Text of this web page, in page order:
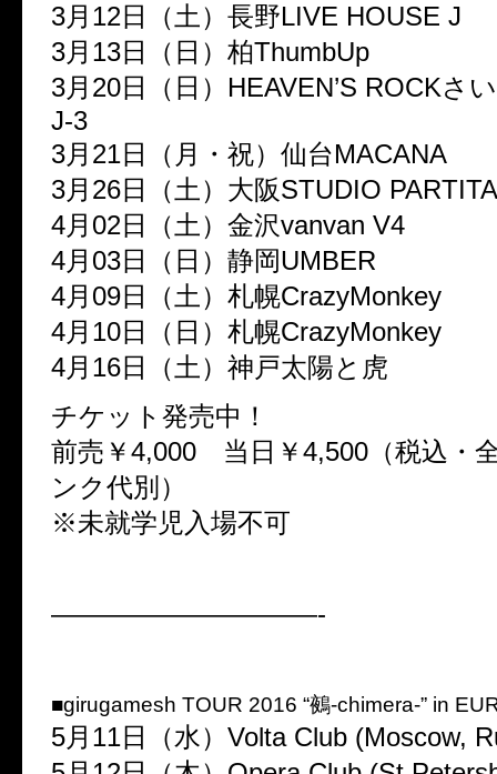
3月12日（土）長野LIVE HOUSE J
3月13日（日）柏ThumbUp
3月20日（日）HEAVEN’S ROCKさ
J-3
3月21日（月・祝）仙台MACANA
3月26日（土）大阪STUDIO PARTITA
4月02日（土）金沢vanvan V4
4月03日（日）静岡UMBER
4月09日（土）札幌CrazyMonkey
4月10日（日）札幌CrazyMonkey
4月16日（土）神戸太陽と虎
チケット発売中！
前売￥4,000 当日￥4,500（税込・
ンク代別）
※未就学児入場不可
——————————-
■girugamesh TOUR 2016 “鵺-chimera-” in
5月11日（水）Volta Club (Moscow,